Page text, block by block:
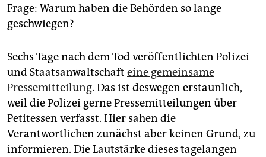
Frage: Warum haben die Behörden so lange
geschwiegen?
Sechs Tage nach dem Tod veröffentlichten Polizei
und Staatsanwaltschaft eine gemeinsame
Pressemitteilung. Das ist deswegen erstaunlich,
weil die Polizei gerne Pressemitteilungen über
Petitessen verfasst. Hier sahen die
Verantwortlichen zunächst aber keinen Grund, zu
informieren. Die Lautstärke dieses tagelangen